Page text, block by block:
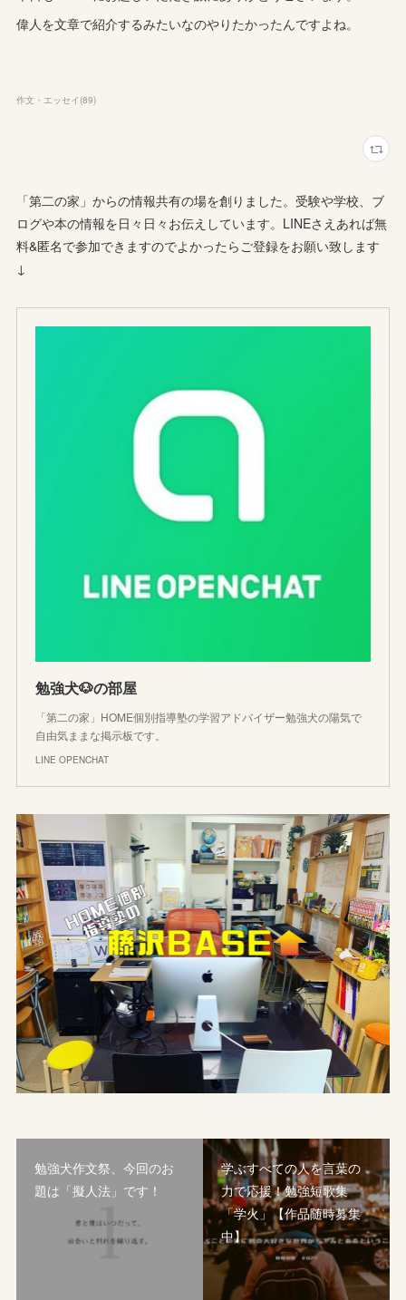
偉人を文章で紹介するみたいなのやりたかったんですよね。
作文・エッセイ (89)
「第二の家」からの情報共有の場を創りました。受験や学校、ブ
ログや本の情報を日々日々お伝えしています。LINEさえあれば無
料&匿名で参加できますのでよかったらご登録をお願い致します
↓
勉強犬🐶の部屋
「第二の家」HOME個別指導塾の学習アドバイザー勉強犬の陽気で
自由気ままな掲示板です。
LINE OPENCHAT
勉強犬作文祭、今回のお
題は「擬人法」です！
学ぶすべての人を言葉の
力で応援！勉強短歌集
「学火」【作品随時募集
中】